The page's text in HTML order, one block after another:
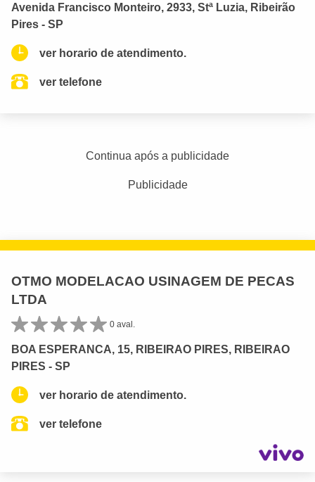
Avenida Francisco Monteiro, 2933, Stª Luzia, Ribeirão
Pires - SP
ver horario de atendimento.
ver telefone
Continua após a publicidade
Publicidade
OTMO MODELACAO USINAGEM DE PECAS
LTDA
0 aval.
BOA ESPERANCA, 15, RIBEIRAO PIRES, RIBEIRAO
PIRES - SP
ver horario de atendimento.
ver telefone